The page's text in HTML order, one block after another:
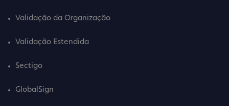
Validação da Organização
Validação Estendida
Sectigo
GlobalSign